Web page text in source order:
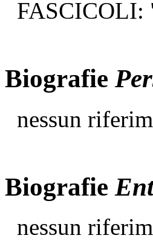
Biografie
nessun
Biografie
nessun